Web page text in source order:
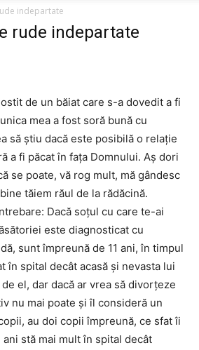
indepartate
rude indepartate
de un băiat care s-a dovedit a fi
mea a fost soră bună cu
să știu dacă este posibilă o relație
a fi păcat în fața Domnului. Aș dori
se poate, vă rog mult, mă gândesc
tăiem răul de la rădăcină.
Dacă soțul cu care te-ai
este diagnosticat cu
sunt împreună de 11 ani, în timpul
în spital decât acasă și nevasta lui
el, dar dacă ar vrea să divorțeze
nu mai poate și îl consideră un
au doi copii împreună, ce sfat îi
stă mai mult în spital decât